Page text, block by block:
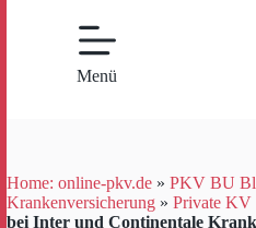
Menü
Home: online-pkv.de » PKV BU
Krankenversicherung » Private KV
bei Inter und Continentale